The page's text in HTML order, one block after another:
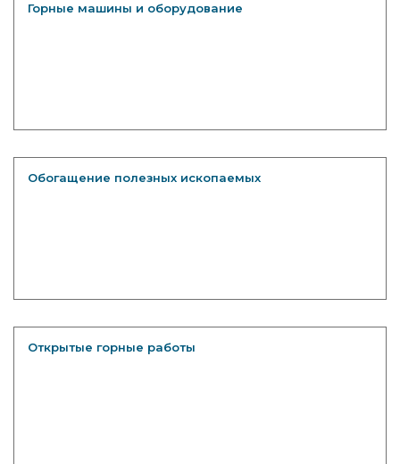
Горные машины и оборудование
Обогащение полезных ископаемых
Открытые горные работы